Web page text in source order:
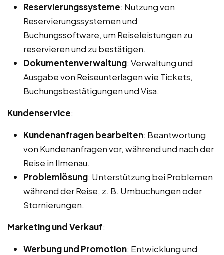
Reservierungssysteme: Nutzung von
Reservierungssystemen und
Buchungssoftware, um Reiseleistungen zu
reservieren und zu bestätigen.
Dokumentenverwaltung: Verwaltung und
Ausgabe von Reiseunterlagen wie Tickets,
Buchungsbestätigungen und Visa.
Kundenservice:
Kundenanfragen bearbeiten: Beantwortung
von Kundenanfragen vor, während und nach der
Reise in Ilmenau.
Problemlösung: Unterstützung bei Problemen
während der Reise, z. B. Umbuchungen oder
Stornierungen.
Marketing und Verkauf:
Werbung und Promotion: Entwicklung und